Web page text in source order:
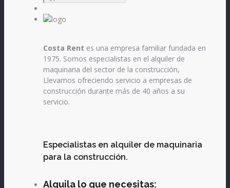
Costa Rent es una empresa familiar fundada en
1975. Somos especialistas en el alquiler de
maquinaria del sector de la construcción,
Llevamos ofreciendo servicio a empresas de
construcción durante más de 40 años a su
servicio.
Especialistas en alquiler de maquinaria
para la construcción.
Alquila lo que necesitas: